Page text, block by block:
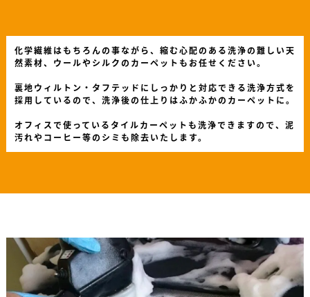
化学繊維はもちろんの事ながら、縮む心配のある洗浄の難しい天
然素材、ウールやシルクのカーペットもお任せください。
裏地ウィルトン・タフテッドにしっかりと対応できる洗浄方式を
採用しているので、洗浄後の仕上りはふかふかのカーペットに。
オフィスで使っているタイルカーペットも洗浄できますので、泥
汚れやコーヒー等のシミも除去いたします。